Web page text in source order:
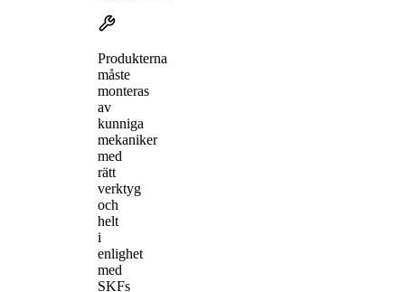
Produkterna
måste
monteras
av
kunniga
mekaniker
med
rätt
verktyg
och
helt
i
enlighet
med
SKFs